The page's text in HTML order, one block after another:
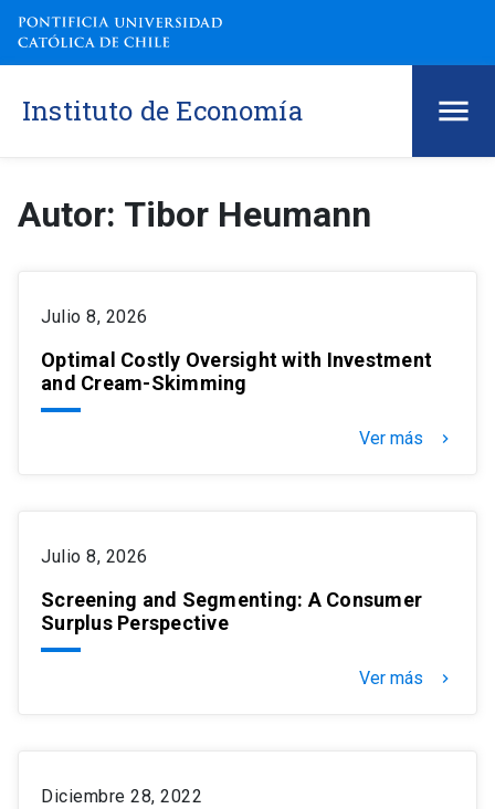
Instituto de Economía
Autor: Tibor Heumann
Julio 8, 2026
Optimal Costly Oversight with Investment
and Cream-Skimming
Ver más keyboard_arrow_right
Julio 8, 2026
Screening and Segmenting: A Consumer
Surplus Perspective
Ver más keyboard_arrow_right
Diciembre 28, 2022